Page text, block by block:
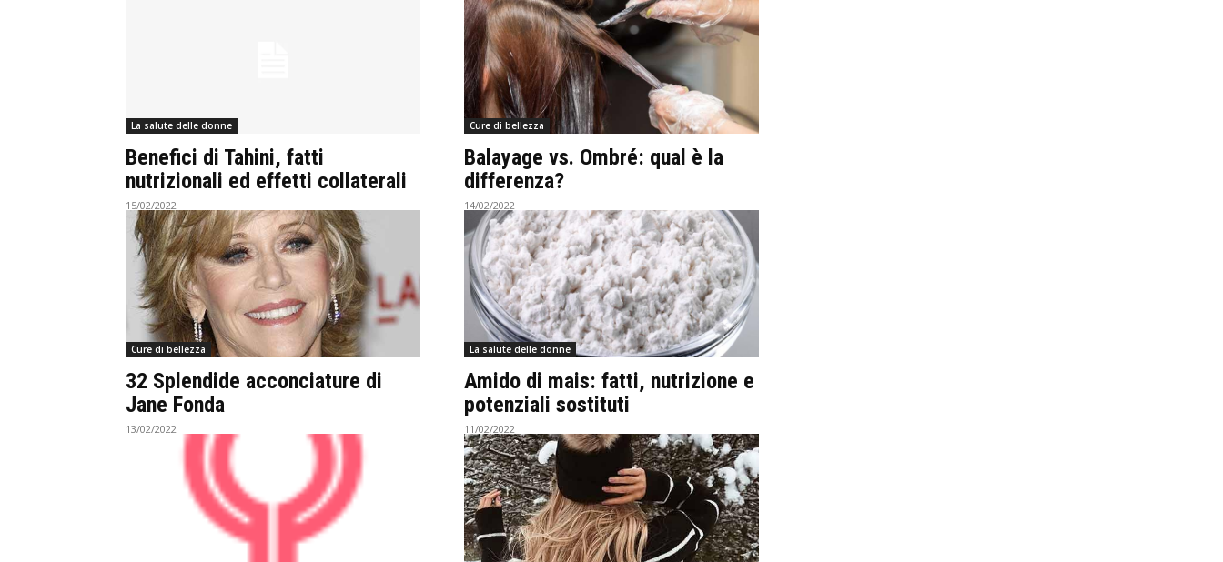
La salute delle donne
Benefici di Tahini, fatti
nutrizionali ed effetti collaterali
15/02/2022
Cure di bellezza
Balayage vs. Ombré: qual è la
differenza?
14/02/2022
Cure di bellezza
32 Splendide acconciature di
Jane Fonda
13/02/2022
La salute delle donne
Amido di mais: fatti, nutrizione e
potenziali sostituti
11/02/2022